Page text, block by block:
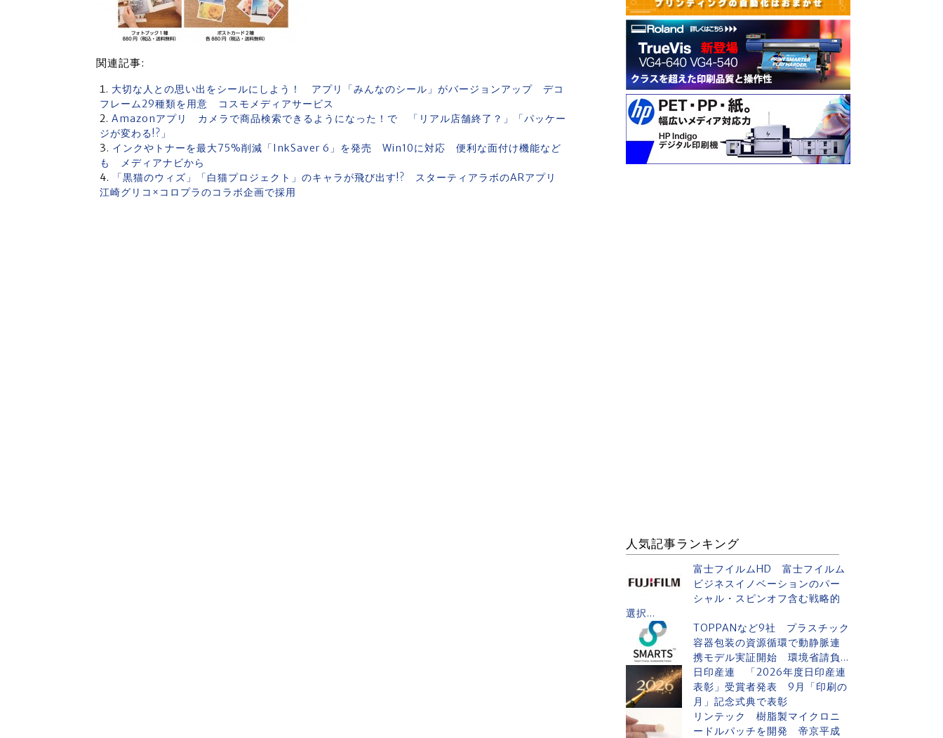
関連記事:
大切な人との思い出をシールにしよう！ アプリ「みんなのシール」がバージョンアップ デコ
フレーム29種類を用意 コスモメディアサービス
Amazonアプリ カメラで商品検索できるようになった！で 「リアル店舗終了？」「パッケー
ジが変わる!?」
インクやトナーを最大75%削減「InkSaver 6」を発売 Win10に対応 便利な面付け機能など
も メディアナビから
「黒猫のウィズ」「白猫プロジェクト」のキャラが飛び出す!? スターティアラボのARアプリ
江崎グリコ×コロプラのコラボ企画で採用
人気記事ランキング
富士フイルムHD 富士フイルム
ビジネスイノベーションのパー
シャル・スピンオフ含む戦略的
選択...
TOPPANなど9社 プラスチック
容器包装の資源循環で動静脈連
携モデル実証開始 環境省請負...
日印産連 「2026年度日印産連
表彰」受賞者発表 9月「印刷の
月」記念式典で表彰
リンテック 樹脂製マイクロニ
ードルパッチを開発 帝京平成